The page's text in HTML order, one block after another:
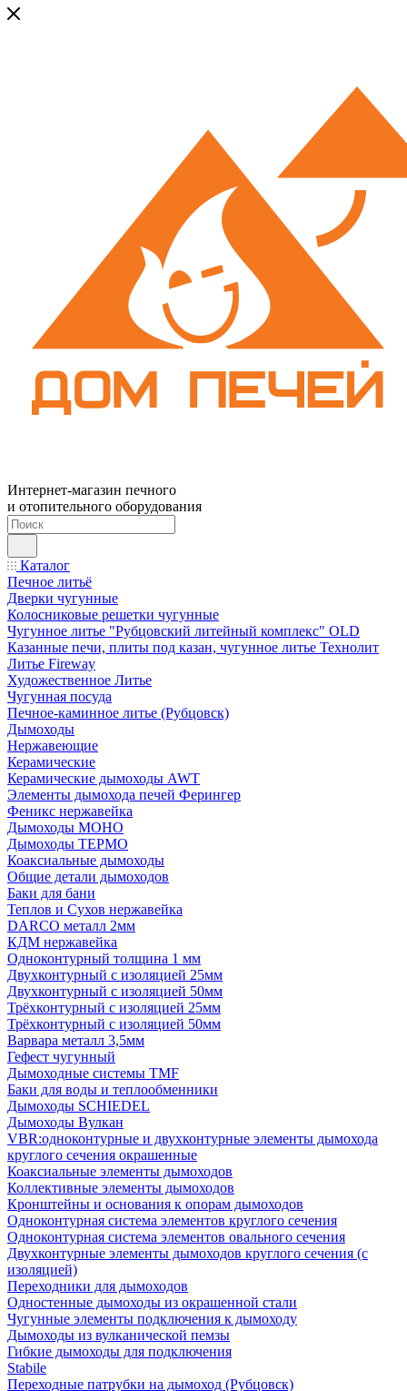
Интернет-магазин печного
и отопительного оборудования
Каталог
Печное литьё
Дверки чугунные
Колосниковые решетки чугунные
Чугунное литье "Рубцовский литейный комплекс" OLD
Казанные печи, плиты под казан, чугунное литье Технолит
Литье Fireway
Художественное Литье
Чугунная посуда
Печное-каминное литье (Рубцовск)
Дымоходы
Нержавеющие
Керамические
Керамические дымоходы AWT
Элементы дымохода печей Ферингер
Феникс нержавейка
Дымоходы МОНО
Дымоходы ТЕРМО
Коаксиальные дымоходы
Общие детали дымоходов
Баки для бани
Теплов и Сухов нержавейка
DARCO металл 2мм
КДМ нержавейка
Одноконтурный толщина 1 мм
Двухконтурный с изоляцией 25мм
Двухконтурный с изоляцией 50мм
Трёхконтурный с изоляцией 25мм
Трёхконтурный с изоляцией 50мм
Варвара металл 3,5мм
Гефест чугунный
Дымоходные системы TMF
Баки для воды и теплообменники
Дымоходы SCHIEDEL
Дымоходы Вулкан
VBR:одноконтурные и двухконтурные элементы дымохода
круглого сечения окрашенные
Коаксиальные элементы дымоходов
Коллективные элементы дымоходов
Кронштейны и основания к опорам дымоходов
Одноконтурная система элементов круглого сечения
Одноконтурная система элементов овального сечения
Двухконтурные элементы дымоходов круглого сечения (с
изоляцией)
Переходники для дымоходов
Одностенные дымоходы из окрашенной стали
Чугунные элементы подключения к дымоходу
Дымоходы из вулканической пемзы
Гибкие дымоходы для подключения
Stabile
Переходные патрубки на дымоход (Рубцовск)